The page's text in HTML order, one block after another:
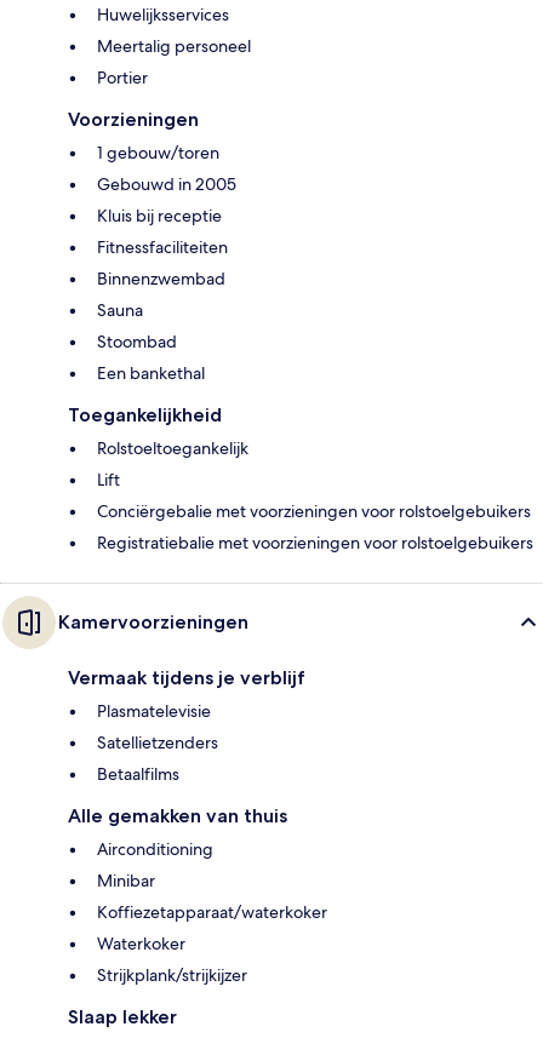
Huwelijksservices
Meertalig personeel
Portier
Voorzieningen
1 gebouw/toren
Gebouwd in 2005
Kluis bij receptie
Fitnessfaciliteiten
Binnenzwembad
Sauna
Stoombad
Een bankethal
Toegankelijkheid
Rolstoeltoegankelijk
Lift
Conciërgebalie met voorzieningen voor rolstoelgebuikers
Registratiebalie met voorzieningen voor rolstoelgebuikers
Kamervoorzieningen
Vermaak tijdens je verblijf
Plasmatelevisie
Satellietzenders
Betaalfilms
Alle gemakken van thuis
Airconditioning
Minibar
Koffiezetapparaat/waterkoker
Waterkoker
Strijkplank/strijkijzer
Slaap lekker